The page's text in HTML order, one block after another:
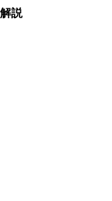
解説